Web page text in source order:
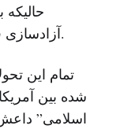
آزادسازی فلسطین نشان می دهند ناکام مانده اند.
تمام این
شده بین
اسلامی”